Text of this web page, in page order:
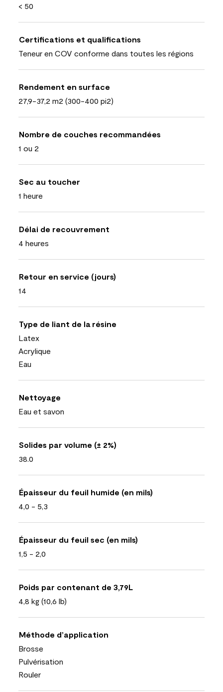
< 50
Certifications et qualifications
Teneur en COV conforme dans toutes les régions
Rendement en surface
27,9-37,2 m2 (300-400 pi2)
Nombre de couches recommandées
1 ou 2
Sec au toucher
1 heure
Délai de recouvrement
4 heures
Retour en service (jours)
14
Type de liant de la résine
Latex
Acrylique
Eau
Nettoyage
Eau et savon
Solides par volume (± 2%)
38.0
Épaisseur du feuil humide (en mils)
4,0 - 5,3
Épaisseur du feuil sec (en mils)
1,5 - 2,0
Poids par contenant de 3,79L
4,8 kg (10,6 lb)
Méthode d’application
Brosse
Pulvérisation
Rouler